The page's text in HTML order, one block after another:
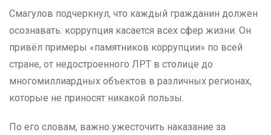
Смагулов подчеркнул, что каждый гражданин должен
осознавать: коррупция касается всех сфер жизни. Он
привёл примеры «памятников коррупции» по всей
стране, от недостроенного ЛРТ в столице до
многомиллиардных объектов в различных регионах,
которые не приносят никакой пользы.
По его словам, важно ужесточить наказание за